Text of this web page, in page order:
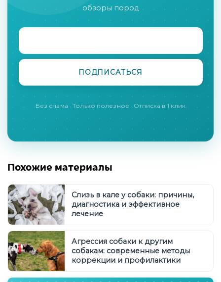
обзоры пород
Без спама · Только полезное · Отписка в 1 клик
Похожие материалы
Слизь в кале у собаки: причины,
диагностика и эффективное
лечение
Агрессия собаки к другим
собакам: современные методы
коррекции и профилактики